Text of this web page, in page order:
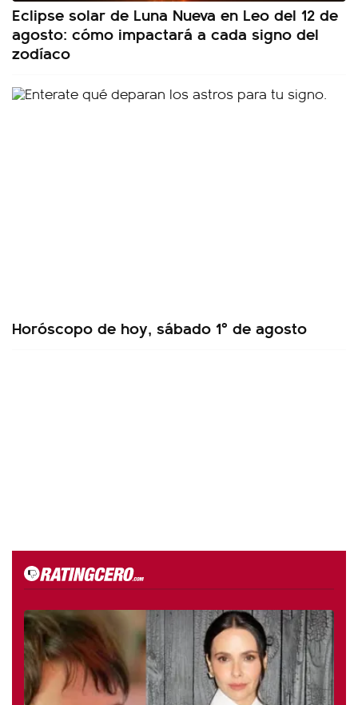
Eclipse solar de Luna Nueva en Leo del 12 de
agosto: cómo impactará a cada signo del
zodíaco
Horóscopo de hoy, sábado 1º de agosto